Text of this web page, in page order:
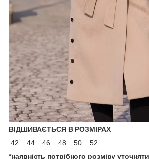
ВІДШИВАЄТЬСЯ В РОЗМІРАХ
42 44 46 48 50 52
*наявність потрібного розміру уточняти